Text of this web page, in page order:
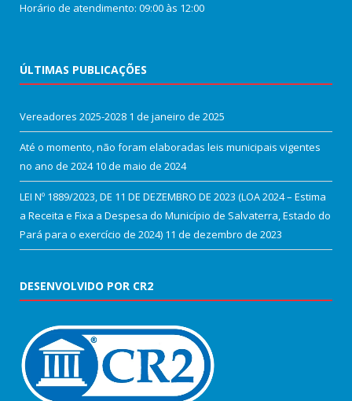
Horário de atendimento: 09:00 às 12:00
ÚLTIMAS PUBLICAÇÕES
Vereadores 2025-2028 1 de janeiro de 2025
Até o momento, não foram elaboradas leis municipais vigentes
no ano de 2024 10 de maio de 2024
LEI Nº 1889/2023, DE 11 DE DEZEMBRO DE 2023 (LOA 2024 – Estima
a Receita e Fixa a Despesa do Município de Salvaterra, Estado do
Pará para o exercício de 2024) 11 de dezembro de 2023
DESENVOLVIDO POR CR2